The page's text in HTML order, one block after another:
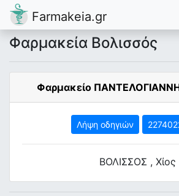
Farmakeia.gr
Φαρμακεία Βολισσός
Φαρμακείο
Λήψη οδηγιών
ΒΟΛΙΣΣΟΣ , Χίος